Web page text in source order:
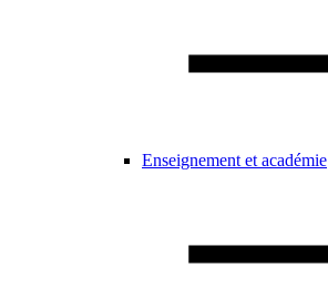
Enseignement et académie